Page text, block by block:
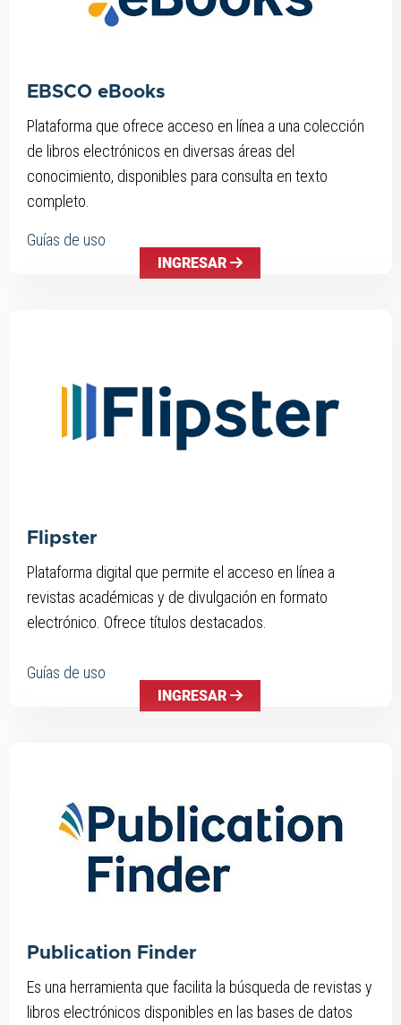
EBSCO eBooks
Plataforma que ofrece acceso en línea a una colección
de libros electrónicos en diversas áreas del
conocimiento, disponibles para consulta en texto
completo.
Guías de uso
INGRESAR
Flipster
Plataforma digital que permite el acceso en línea a
revistas académicas y de divulgación en formato
electrónico. Ofrece títulos destacados.
Guías de uso
INGRESAR
Publication Finder
Es una herramienta que facilita la búsqueda de revistas y
libros electrónicos disponibles en las bases de datos